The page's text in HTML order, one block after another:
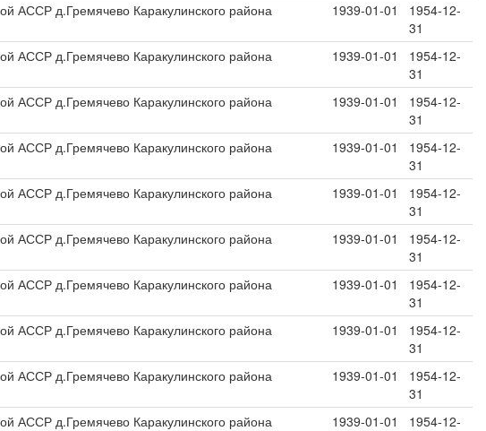
АССР д.Гремячево Каракулинского района
1939-01-01
1954-12-
31
АССР д.Гремячево Каракулинского района
1939-01-01
1954-12-
31
АССР д.Гремячево Каракулинского района
1939-01-01
1954-12-
31
АССР д.Гремячево Каракулинского района
1939-01-01
1954-12-
31
АССР д.Гремячево Каракулинского района
1939-01-01
1954-12-
31
АССР д.Гремячево Каракулинского района
1939-01-01
1954-12-
31
АССР д.Гремячево Каракулинского района
1939-01-01
1954-12-
31
АССР д.Гремячево Каракулинского района
1939-01-01
1954-12-
31
АССР д.Гремячево Каракулинского района
1939-01-01
1954-12-
31
АССР д.Гремячево Каракулинского района
1939-01-01
1954-12-